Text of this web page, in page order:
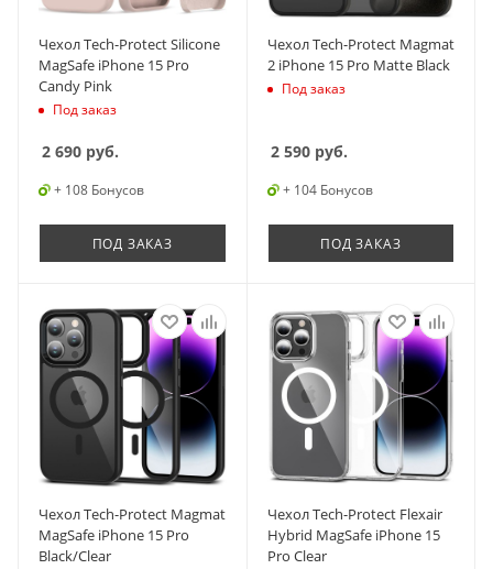
Чехол Tech-Protect Silicone
MagSafe iPhone 15 Pro
Candy Pink
Под заказ
2 690 руб.
+ 108 Бонусов
ПОД ЗАКАЗ
Чехол Tech-Protect Magmat
2 iPhone 15 Pro Matte Black
Под заказ
2 590руб.
+ 104 Бонусов
ПОД ЗАКАЗ
Чехол Tech-Protect Magmat
MagSafe iPhone 15 Pro
Black/Clear
Чехол Tech-Protect Flexair
Hybrid MagSafe iPhone 15
Pro Clear